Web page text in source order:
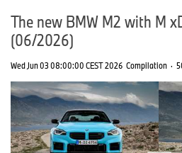
The new BMW M2 with M
(06/2026)
Wed Jun 03 08:00:00 CEST 2026 Compilation ·